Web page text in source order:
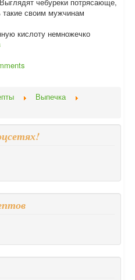
чебуреки потрясающе,
такие своим мужчинам
кислоту немножечко
Выпечка